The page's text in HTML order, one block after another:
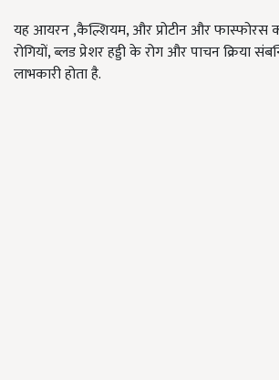
यह आयरन ,कैल्शियम, और प्रोटीन और फास्फोरस
रोगियों, ब्लड प्रेशर हड्डी के रोग और पाचन क्रिया
लाभकारी होता है.